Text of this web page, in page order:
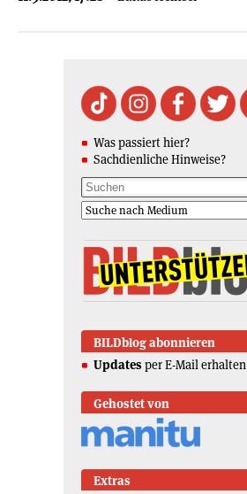
Was passiert hier?
Sachdienliche Hinweise?
BILDblog abonnieren
Updates per E-Mail erhalten
Gehostet von
Extras